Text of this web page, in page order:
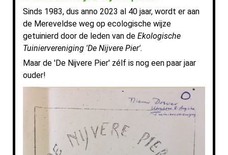
Sinds 1983, dus anno 2023 al 40 jaar, wordt er aan
de Mereveldse weg op ecologische wijze
getuinierd door de leden van de Ekologische
Tuiniervereniging 'De Nijvere Pier'.
Maar de 'De Nijvere Pier' zélf is nog een paar jaar
ouder!